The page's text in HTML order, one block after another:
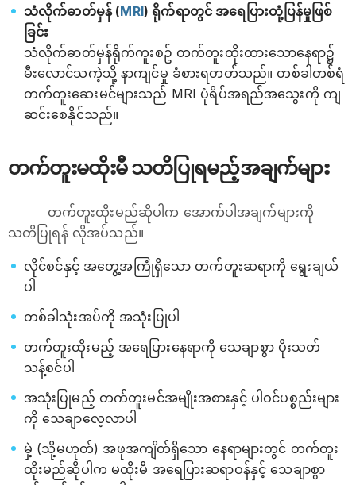
သံလိုက်ဓာတ်မှန် (MRI) ရိုက်ရာတွင် အရေပြားတုံ့ပြန်မှုဖြစ်
ခြင်း
သံလိုက်ဓာတ်မှန်ရိုက်ကူးစဥ် တက်တူးထိုးထားသောနေရာ၌
မီးလောင်သကဲ့သို့ နာကျင်မှု ခံစားရတတ်သည်။ တစ်ခါတစ်ရံ
တက်တူးဆေးမင်များသည် MRI ပုံရိပ်အရည်အသွေးကို ကျ
ဆင်းစေနိုင်သည်။
တက်တူးမထိုးမီ သတိပြုရမည့်အချက်များ
တက်တူးထိုးမည်ဆိုပါက အောက်ပါအချက်များကို
သတိပြုရန် လိုအပ်သည်။
လိုင်စင်နှင့် အတွေ့အကြုံရှိသော တက်တူးဆရာကို ရွေးချယ်
ပါ
တစ်ခါသုံးအပ်ကို အသုံးပြုပါ
တက်တူးထိုးမည့် အရေပြားနေရာကို သေချာစွာ ပိုးသတ်
သန့်စင်ပါ
အသုံးပြုမည့် တက်တူးမင်အမျိုးအစားနှင့် ပါဝင်ပစ္စည်းများ
ကို သေချာလေ့လာပါ
မှဲ့ (သို့မဟုတ်) အဖုအကျိတ်ရှိသော နေရာများတွင် တက်တူး
ထိုးမည်ဆိုပါက မထိုးမီ ‌အရေပြားဆရာဝန်နှင့် သေချာစွာ